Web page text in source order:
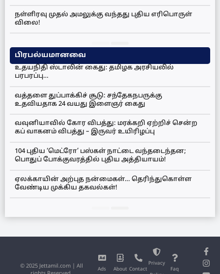
நள்ளிரவு முதல் அமலுக்கு வந்தது புதிய எரிபொருள்
விலை!
பிரபல்யமானவை
உதயநிதி ஸ்டாலின் கைது: தமிழக அரசியலில்
பரபரப்பு…
வத்தளை துப்பாக்கிச் சூடு: சந்தேகநபருக்கு
உதவியதாக 24 வயது இளைஞர் கைது
வவுனியாவில் கோர விபத்து: மரக்கறி ஏற்றிச் சென்ற
கப் வாகனம் விபத்து – இருவர் உயிரிழப்பு
104 புதிய ‘மெட்ரோ’ பஸ்கள் நாட்டை வந்தடைந்தன;
பொதுப் போக்குவரத்தில் புதிய அத்தியாயம்!
ஏலக்காயின் அற்புத நன்மைகள்… தெரிந்துகொள்ள
வேண்டிய முக்கிய தகவல்கள்!
Ads About Contact
Privacy
Faq
© 2025 Jettamil.com | All